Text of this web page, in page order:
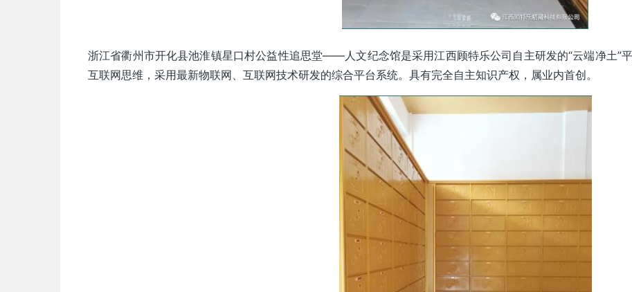
浙江省衢州市开化县池淮镇星口村公益性追思堂——人文纪念馆是采用江西顾特乐公司自主研发的“云端净土”
互联网思维，采用最新物联网、互联网技术研发的综合平台系统。具有完全自主知识产权，属业内首创。